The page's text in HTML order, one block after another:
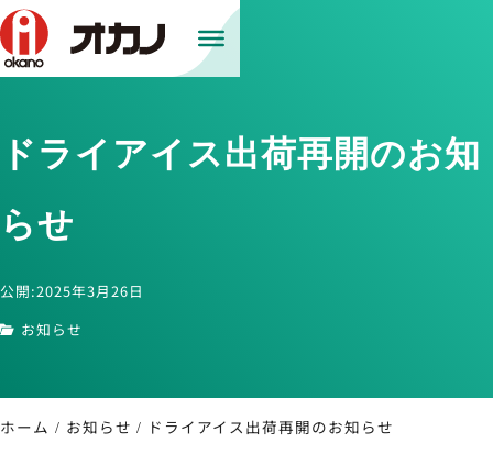
ドライアイス出荷再開のお知
らせ
公開:2025年3月26日
お知らせ
ホーム お知らせ ドライアイス出荷再開のお知らせ